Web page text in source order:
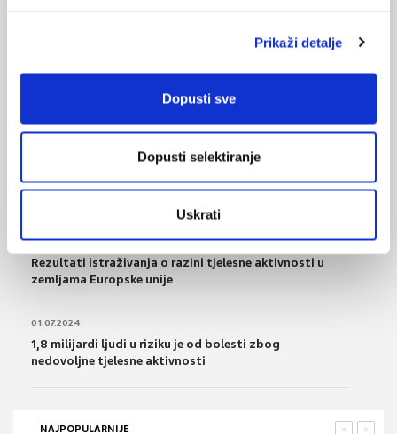
Prikaži detalje
Dopusti sve
Dopusti selektiranje
Uskrati
masno tkivo na trbuhu
09.11.2024.
Rezultati istraživanja o razini tjelesne aktivnosti u
zemljama Europske unije
01.07.2024.
1,8 milijardi ljudi u riziku je od bolesti zbog
nedovoljne tjelesne aktivnosti
NAJPOPULARNIJE >
<